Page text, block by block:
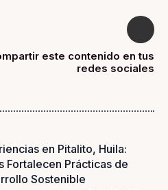
este contenido en tus
redes sociales
en Pitalito, Huila:
Fortalecen Prácticas de
Sostenible